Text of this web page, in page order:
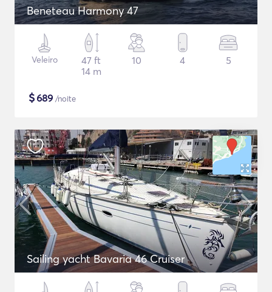
Beneteau Harmony 47
Veleiro
47 ft
14 m
10 4 5
$689 /noite
Sailing yacht Bavaria 46 Cruiser